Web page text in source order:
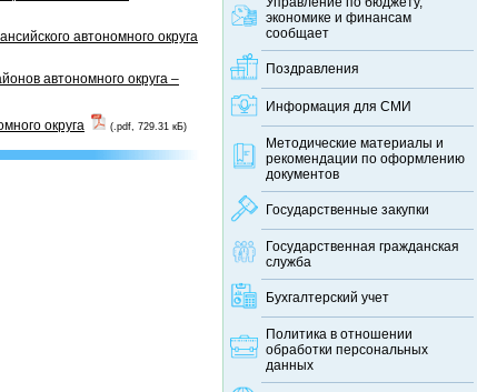
экономике и финансам
сообщает
Поздравления
Информация для СМИ
Методические материалы и
рекомендации по оформлению
документов
Государственные закупки
Государственная гражданская
служба
Бухгалтерский учет
Политика в отношении
обработки персональных
данных
автономного округа
автономного округа –
округа
(.pdf, 729.31 кБ)